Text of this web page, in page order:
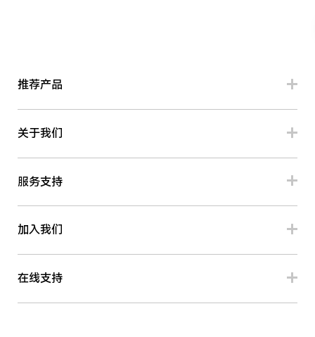
推荐产品
关于我们
服务支持
加入我们
在线支持